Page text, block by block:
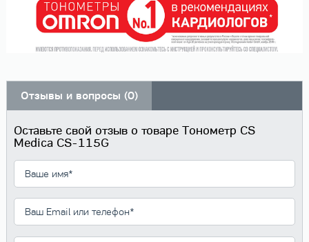
Отзывы и вопросы (0)
Оставьте свой отзыв о товаре Тонометр CS
Medica CS-115G